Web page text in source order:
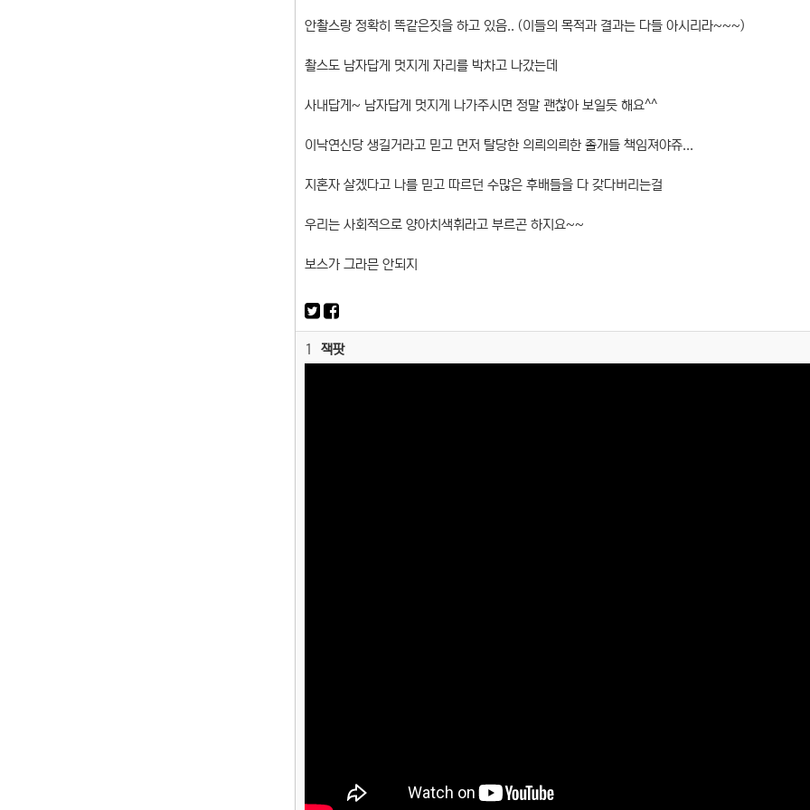
안촬스랑 정확히 똑같은짓을 하고 있음.. (이들의 목적과 결과는 다들 아시리라~~~)
촬스도 남자답게 멋지게 자리를 박차고 나갔는데
사내답게~ 남자답게 멋지게 나가주시면 정말 괜찮아 보일듯 해요^^
이낙연신당 생길거라고 믿고 먼저 탈당한 의릐의릐한 졸개들 책임져야쥬...
지혼자 살겠다고 나를 믿고 따르던 수많은 후배들을 다 갖다버리는걸
우리는 사회적으로 양아치색휘라고 부르곤 하지요~~
보스가 그라믄 안되지
1 잭팟